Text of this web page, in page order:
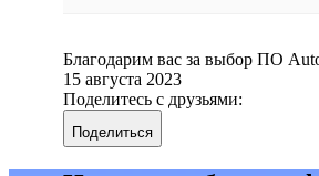
Благодарим вас за выбор ПО
15 августа 2023
Поделитесь с друзьями:
Поделиться